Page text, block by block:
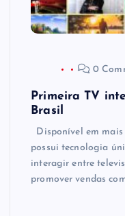
0
Primeira TV
Brasil
Disponível em
possui tecnologia
interagir entre
promover vendas